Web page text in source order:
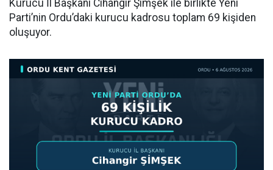
Kurucu İl Başkanı Cihangir Şimşek ile birlikte Yeni
Parti’nin Ordu’daki kurucu kadrosu toplam 69 kişiden
oluşuyor.